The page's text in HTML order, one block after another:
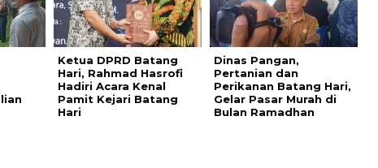
Ketua DPRD Batang
Hari, Rahmad Hasrofi
Hadiri Acara Kenal
Pamit Kejari Batang
Hari
Dinas Pangan,
Pertanian dan
Perikanan Batang Hari,
Gelar Pasar Murah di
Bulan Ramadhan